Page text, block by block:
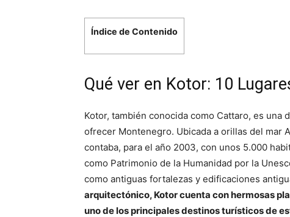
Índice de Contenido
Qué ver en Kotor: 10
Kotor, también conocida como Cattaro, es una
ofrecer Montenegro. Ubicada a orillas del mar
contaba, para el año 2003, con unos 5.000
como Patrimonio de la Humanidad por la
como antiguas fortalezas y edificaciones
arquitectónico, Kotor cuenta con hermosas
uno de los principales destinos turísticos de